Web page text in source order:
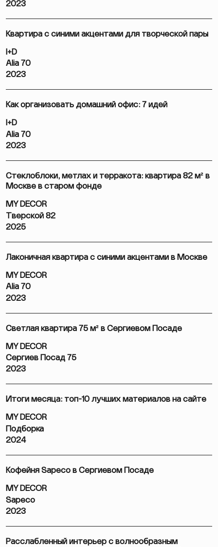
2023
Квартира с синими акцентами для творческой пары
I+D
Alia 70
2023
Как организовать домашний офис: 7 идей
I+D
Alia 70
2023
Стеклоблоки, метлах и терракота: квартира 82 м² в
Москве в старом фонде
MY DECOR
Тверской 82
2025
Лаконичная квартира с синими акцентами в Москве
MY DECOR
Alia 70
2023
Светлая квартира 75 м² в Сергиевом Посаде
MY DECOR
Сергиев Посад 75
2023
Итоги месяца: топ-10 лучших материалов на сайте
MY DECOR
Подборка
2024
Кофейня Sapeco в Сергиевом Посаде
MY DECOR
Sapeco
2023
Расслабленный интерьер с волнообразным